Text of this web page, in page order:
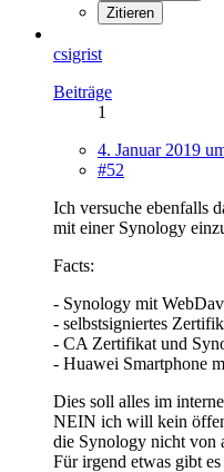
Zitieren
csigrist
Beiträge
1
4. Januar 2019
#52
Ich versuche ebenfalls
mit einer Synology
Facts:
- Synology mit
- selbstsigniertes
- CA Zertifikat und
- Huawei Smartphone
Dies soll alles im
NEIN ich will kein
die Synology nicht von
Für irgend etwas gibt